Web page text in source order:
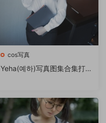
cos写真
Yeha(예하)写真图集合集打包